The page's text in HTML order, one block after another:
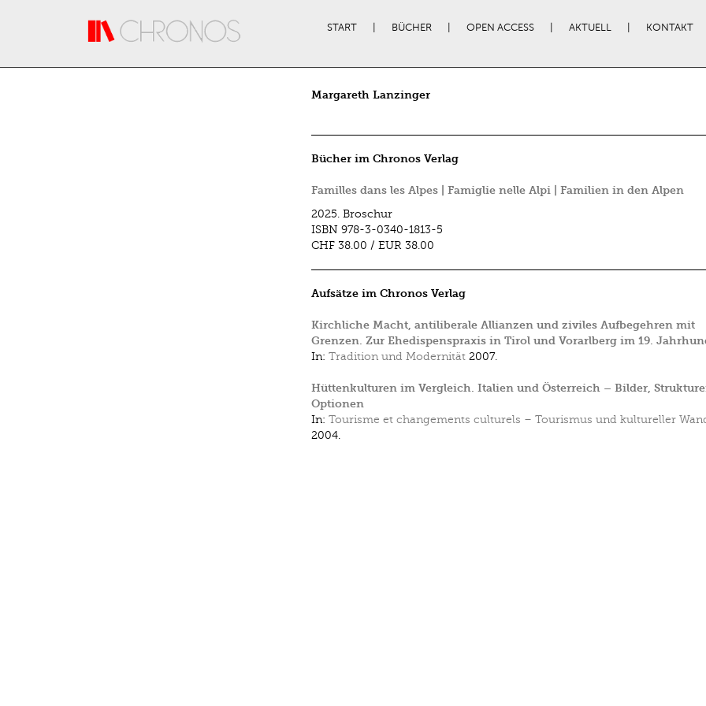
START BÜCHER OPEN ACCESS AKTUELL KONTAKT
Margareth Lanzinger
Bücher im Chronos Verlag
Familles dans les Alpes | Famiglie nelle Alpi | Familien in den Alpen
2025. Broschur
ISBN 978-3-0340-1813-5
CHF 38.00 / EUR 38.00
Aufsätze im Chronos Verlag
Kirchliche Macht, anti­liberale Allianzen und ziviles Aufbegehren mit
Grenzen. Zur Ehedispenspraxis in Tirol und Vorarlberg im 19.
In: Tradition und Modernität 2007.
Hüttenkulturen im Vergleich. Italien und Österreich – Bilder,
Optionen
In: Tourisme et changements culturels – Tourismus und kultureller
2004.